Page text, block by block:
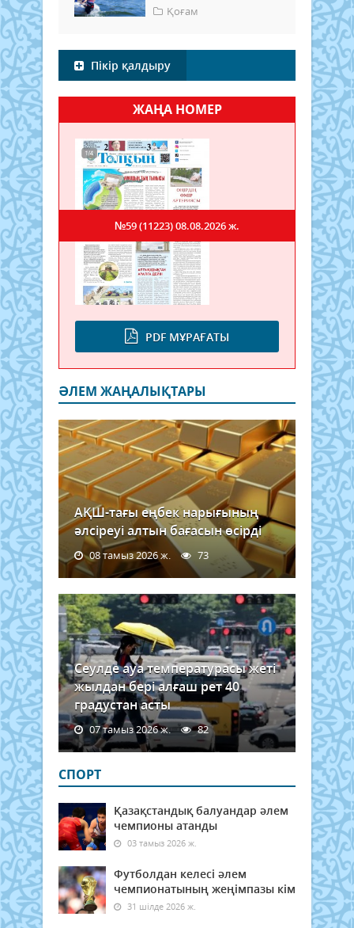
Қоғам
Пікір қалдыру
ЖАҢА НОМЕР
PDF МҰРАҒАТЫ
№59 (11223)08.08.2026 ж.
ӘЛЕМ ЖАҢАЛЫҚТАРЫ
АҚШ-тағы еңбек нарығының
әлсіреуі алтын бағасын өсірді
08 тамыз 2026 ж. 73
Сеулде ауа температурасы жеті
жылдан бері алғаш рет 40
градустан асты
07 тамыз 2026 ж. 82
СПОРТ
Қазақстандық балуандар әлем
чемпионы атанды
03 тамыз 2026 ж.
Футболдан келесі әлем
чемпионатының жеңімпазы кім
31 шілде 2026 ж.